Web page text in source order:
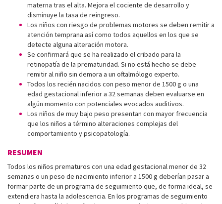
materna tras el alta. Mejora el cociente de desa­rrollo y
disminuye la tasa de reingreso.
Los niños con riesgo de problemas motores se deben remitir a
atención temprana así como todos aquellos en los que se
detecte alguna alteración motora.
Se confirmará que se ha realizado el cribado para la
retinopatía de la prematuridad. Si no está hecho se debe
remitir al niño sin demora a un oftalmólogo experto.
Todos los recién nacidos con peso menor de 1500 g o una
edad gestacional inferior a 32 semanas deben evaluarse en
algún momento con potenciales evocados auditivos.
Los niños de muy bajo peso presentan con mayor frecuencia
que los niños a término alteraciones complejas del
comportamiento y psicopatología.
RESUMEN
Todos los niños prematuros con una edad gestacional menor de 32
semanas o un peso de nacimiento inferior a 1500 g deberían pasar a
formar parte de un programa de seguimiento que, de forma ideal, se
extendiera hasta la adolescencia. En los programas de seguimiento